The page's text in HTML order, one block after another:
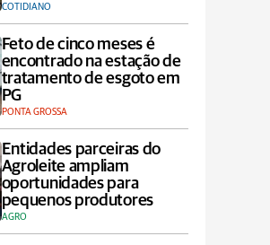
COTIDIANO
Feto de cinco meses é
encontrado na estação de
tratamento de esgoto em
PG
PONTA GROSSA
Entidades parceiras do
Agroleite ampliam
oportunidades para
pequenos produtores
AGRO